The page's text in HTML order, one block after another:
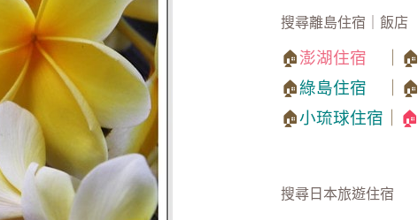
搜尋離島住宿｜飯店
🏠澎湖住宿 ｜🏠
🏠綠島住宿 ｜🏠
🏠小琉球住宿 🏠
搜尋日本旅遊住宿